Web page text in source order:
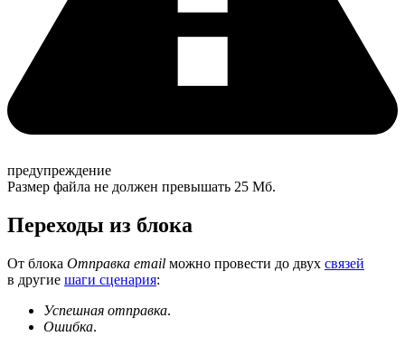
предупреждение
Размер файла не должен превышать 25 Мб.
Переходы из блока
От блока Отправка email можно провести до двух связей
в другие шаги сценария:
Успешная отправка.
Ошибка.